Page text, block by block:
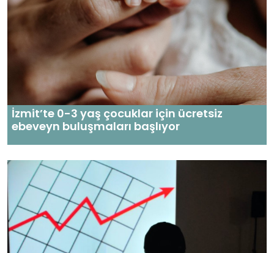
İzmit’te 0-3 yaş çocuklar için ücretsiz
ebeveyn buluşmaları başlıyor